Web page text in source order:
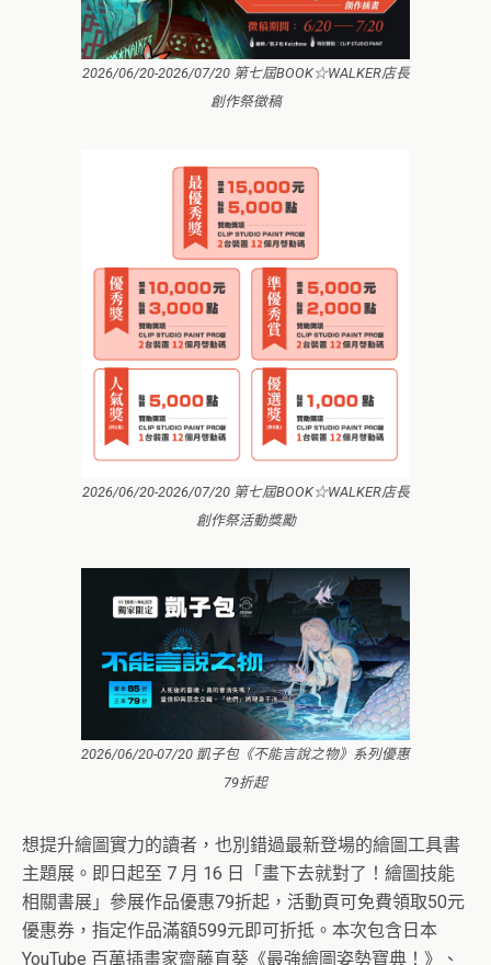
2026/06/20-2026/07/20 第七屆BOOK☆WALKER店長
創作祭徵稿
2026/06/20-2026/07/20 第七屆BOOK☆WALKER店長
創作祭活動獎勵
2026/06/20-07/20 凱子包《不能言說之物》系列優惠
79折起
想提升繪圖實力的讀者，也別錯過最新登場的繪圖工具書
主題展。即日起至 7 月 16 日「畫下去就對了！繪圖技能
相關書展」參展作品優惠79折起，活動頁可免費領取50元
優惠券，指定作品滿額599元即可折抵。本次包含日本
YouTube 百萬插畫家齋藤直葵《最強繪圖姿勢寶典！》、